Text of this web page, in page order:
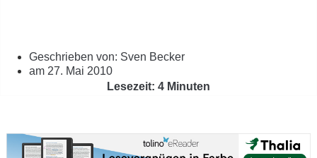
Geschrieben von: Sven Becker
am 27. Mai 2010
Lesezeit: 4 Minuten